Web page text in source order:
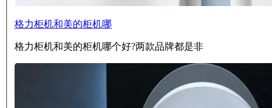
格力柜机和美的柜机哪
格力柜机和美的柜机哪个好?两款品牌都是非